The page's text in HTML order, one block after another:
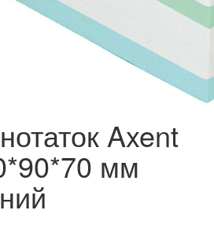
Axent
мм